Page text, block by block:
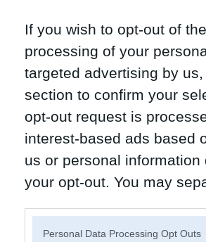
If you wish to opt-out of
processing of your
targeted advertising by
section to confirm your
opt-out request is
interest-based ads based
us or personal
your opt-out. You may
Personal Data Processing Opt Outs